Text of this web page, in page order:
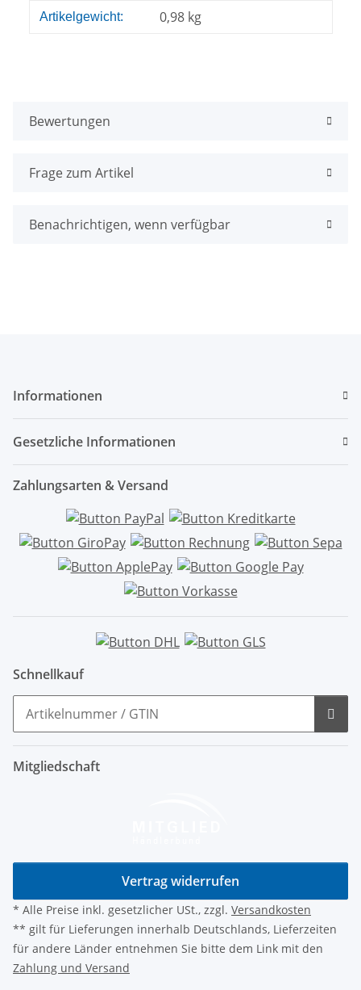
Produkteigenschaft
Wert
Artikelgewicht: 0,98 kg
Bewertungen
Frage zum Artikel
Benachrichtigen, wenn verfügbar
Informationen
Gesetzliche Informationen
Zahlungsarten & Versand
Schnellkauf
Mitgliedschaft
Vertrag widerrufen
* Alle Preise inkl. gesetzlicher USt., zzgl. Versandkosten
** gilt für Lieferungen innerhalb Deutschlands, Lieferzeiten
für andere Länder entnehmen Sie bitte dem Link mit den
Zahlung und Versand